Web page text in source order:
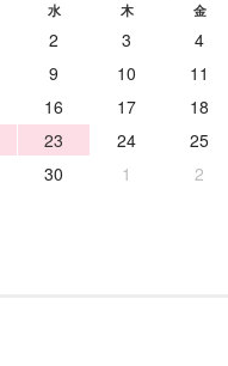
水 木 金
2 3 4
9 10 11
16 17 18
23 24 25
30 1 2